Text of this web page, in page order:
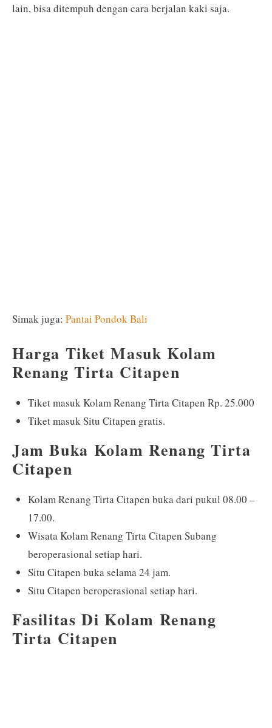
lain, bisa ditempuh dengan cara berjalan kaki saja.
Simak juga: Pantai Pondok Bali
Harga Tiket Masuk Kolam
Renang Tirta Citapen
Tiket masuk Kolam Renang Tirta Citapen Rp. 25.000
Tiket masuk Situ Citapen gratis.
Jam Buka Kolam Renang Tirta
Citapen
Kolam Renang Tirta Citapen buka dari pukul 08.00 –
17.00.
Wisata Kolam Renang Tirta Citapen Subang
beroperasional setiap hari.
Situ Citapen buka selama 24 jam.
Situ Citapen beroperasional setiap hari.
Fasilitas Di Kolam Renang
Tirta Citapen